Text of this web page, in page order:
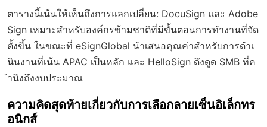
ตารางนี้เน้นให้เห็นถึงการแลกเปลี่ยน: DocuSign และ Adobe
Sign เหมาะสำหรับองค์กรข้ามชาติที่มีขั้นตอนการทำงานที่จัด
ตั้งขึ้น ในขณะที่ eSignGlobal นำเสนอคุณค่าสำหรับการดำเ
นินงานที่เน้น APAC เป็นหลัก และ HelloSign ดึงดูด SMB ที่ค
ำนึงถึงงบประมาณ
ความคิดสุดท้ายเกี่ยวกับการเลือกลายเซ็นอิเล็กทร
อนิกส์